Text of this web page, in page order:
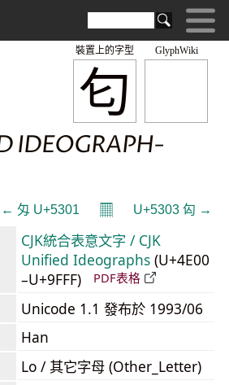
GlyphWiki
匂
裝置上的字型
IDEOGRAPH-
← 匁 U+5301 𝄜 U+5303 匃 →
CJK統合表意文字 / CJK
Unified Ideographs (U+4E00
–U+9FFF)
PDF表格
Unicode 1.1 發布於 1993/06
Han
Lo / 其它字母 (Other_Letter)